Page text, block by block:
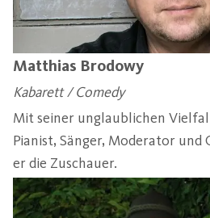
Matthias Brodowy
Kabarett / Comedy
Mit seiner unglaublichen
Pianist, Sänger, Moderator und
er die Zuschauer.